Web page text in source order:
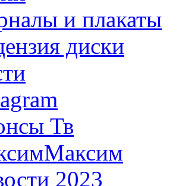
и плакаты
диски
Тв
2023